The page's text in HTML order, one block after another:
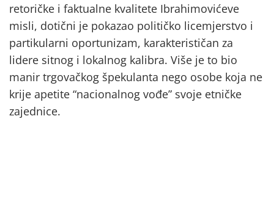
retoričke i faktualne kvalitete Ibrahimovićeve
misli, dotični je pokazao političko licemjerstvo i
partikularni oportunizam, karakterističan za
lidere sitnog i lokalnog kalibra. Više je to bio
manir trgovačkog špekulanta nego osobe koja ne
krije apetite “nacionalnog vođe” svoje etničke
zajednice.